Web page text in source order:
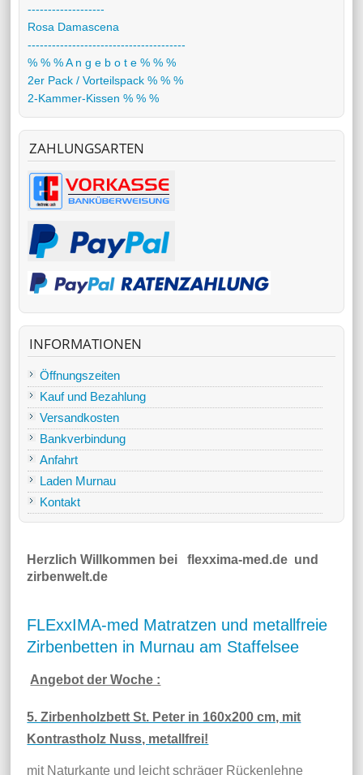
-------------------
Rosa Damascena
---------------------------------------
% % % A n g e b o t e % % %
2er Pack / Vorteilspack % % %
2-Kammer-Kissen % % %
ZAHLUNGSARTEN
INFORMATIONEN
Öffnungszeiten
Kauf und Bezahlung
Versandkosten
Bankverbindung
Anfahrt
Laden Murnau
Kontakt
Herzlich Willkommen bei flexxima-med.de und
zirbenwelt.de
FLExxIMA-med Matratzen und metallfreie
Zirbenbetten in Murnau am Staffelsee
Angebot der Woche :
5. Zirbenholzbett St. Peter in 160x200 cm, mit
Kontrastholz Nuss, metallfrei!
mit Naturkante und leicht schräger Rückenlehne